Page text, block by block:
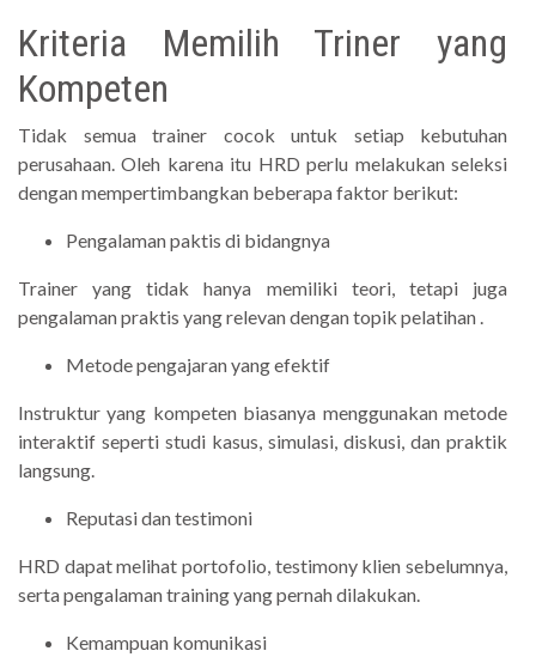
Kriteria Memilih Triner yang
Kompeten
Tidak semua trainer cocok untuk setiap kebutuhan
perusahaan. Oleh karena itu HRD perlu melakukan seleksi
dengan mempertimbangkan beberapa faktor berikut:
Pengalaman paktis di bidangnya
Trainer yang tidak hanya memiliki teori, tetapi juga
pengalaman praktis yang relevan dengan topik pelatihan .
Metode pengajaran yang efektif
Instruktur yang kompeten biasanya menggunakan metode
interaktif seperti studi kasus, simulasi, diskusi, dan praktik
langsung.
Reputasi dan testimoni
HRD dapat melihat portofolio, testimony klien sebelumnya,
serta pengalaman training yang pernah dilakukan.
Kemampuan komunikasi